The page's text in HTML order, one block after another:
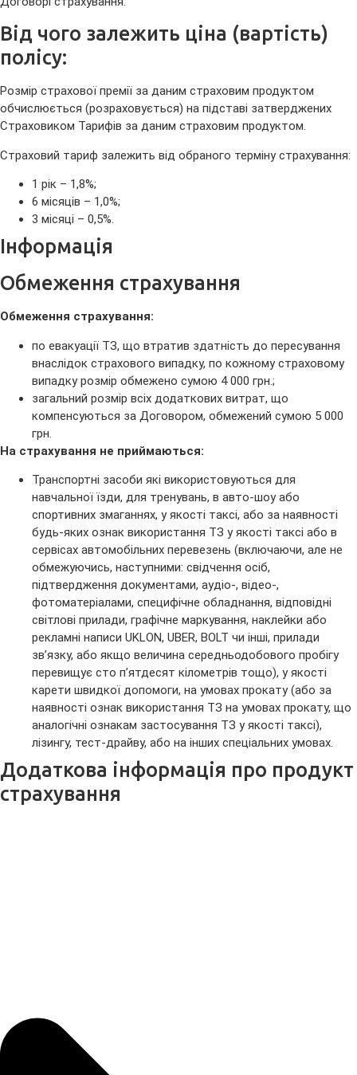
Від чого залежить ціна (вартість)
полісу:
Розмір страхової премії за даним страховим продуктом
обчислюється (розраховується) на підставі затверджених
Страховиком Тарифів за даним страховим продуктом.
Страховий тариф залежить від обраного терміну страхування:
1 рік – 1,8%;
6 місяців – 1,0%;
3 місяці – 0,5%.
Інформація
Обмеження страхування
Обмеження страхування:
по евакуації ТЗ, що втратив здатність до пересування
внаслідок страхового випадку, по кожному страховому
випадку розмір обмежено сумою 4 000 грн.;
загальний розмір всіх додаткових витрат, що
компенсуються за Договором, обмежений сумою 5 000
грн.
На страхування не приймаються:
Транспортні засоби які використовуються для
навчальної їзди, для тренувань, в авто-шоу або
спортивних змаганнях, у якості таксі, або за наявності
будь-яких ознак використання ТЗ у якості таксі або в
сервісах автомобільних перевезень (включаючи, але не
обмежуючись, наступними: свідчення осіб,
підтвердження документами, аудіо-, відео-,
фотоматеріалами, специфічне обладнання, відповідні
світлові прилади, графічне маркування, наклейки або
рекламні написи UKLON, UBER, BOLT чи інші, прилади
зв’язку, або якщо величина середньодобового пробігу
перевищує сто п’ятдесят кілометрів тощо), у якості
карети швидкої допомоги, на умовах прокату (або за
наявності ознак використання ТЗ на умовах прокату, що
аналогічні ознакам застосування ТЗ у якості таксі),
лізингу, тест-драйву, або на інших спеціальних умовах.
Додаткова інформація про продукт
страхування